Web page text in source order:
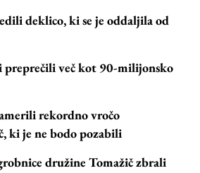
deklico, ki se je oddaljila od
preprečili več kot 90-milijonsko
rekordno vročo
ki je ne bodo pozabili
družine Tomažič zbrali